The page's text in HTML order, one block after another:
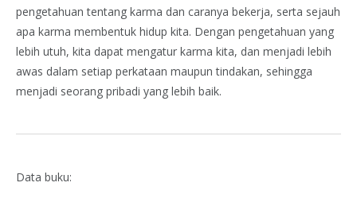
pengetahuan tentang karma dan caranya bekerja, serta sejauh
apa karma membentuk hidup kita. Dengan pengetahuan yang
lebih utuh, kita dapat mengatur karma kita, dan menjadi lebih
awas dalam setiap perkataan maupun tindakan, sehingga
menjadi seorang pribadi yang lebih baik.
Data buku: